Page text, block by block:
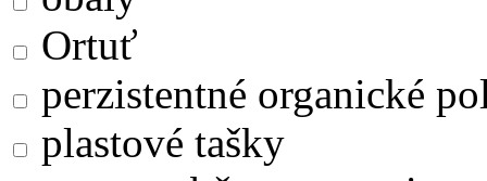
Ortuť
perzistentné organické
plastové tašky